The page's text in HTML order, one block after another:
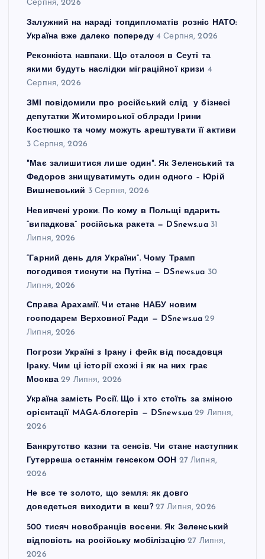
Серпня, 2026
Залужний на нараді топдипломатів розніс НАТО:
Україна вже далеко попереду 4 Серпня, 2026
Реконкіста навпаки. Що сталося в Сеуті та
якими будуть наслідки міграційної кризи 4
Серпня, 2026
ЗМІ повідомили про російський слід у бізнесі
депутатки Житомирської облради Ірини
Костюшко та чому можуть арештувати її активи
3 Серпня, 2026
"Має залишитися лише один". Як Зеленський та
Федоров знищуватимуть один одного – Юрій
Вишневський 3 Серпня, 2026
Невивчені уроки. По кому в Польщі вдарить
“випадкова” російська ракета — DSnews.ua 31
Липня, 2026
“Гарний день для України”. Чому Трамп
погодився тиснути на Путіна — DSnews.ua 30
Липня, 2026
Справа Арахамії. Чи стане НАБУ новим
господарем Верховної Ради — DSnews.ua 29
Липня, 2026
Погрози Україні з Ірану і фейк від посадовця
Іраку. Чим ці історії схожі і як на них грає
Москва 29 Липня, 2026
Україна замість Росії. Що і хто стоїть за зміною
орієнтації MAGA-блогерів — DSnews.ua 29 Липня,
2026
Банкрутство казни та сенсів. Чи стане наступник
Гутерреша останнім генсеком ООН 27 Липня,
2026
Не все те золото, що земля: як довго
доведеться виходити в кеш? 27 Липня, 2026
500 тисяч новобранців восени. Як Зеленський
відповість на російську мобілізацію 27 Липня,
2026